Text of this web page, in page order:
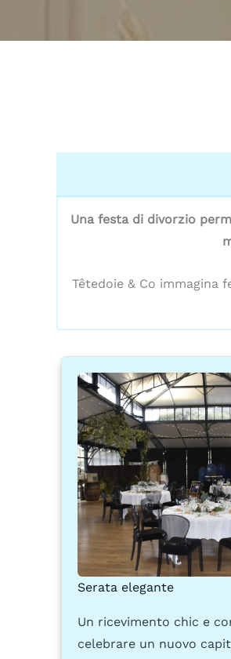
Una festa di divorzio
Têtedoie & Co
Serata elegante
Un ricevimento chic e
celebrare un nuovo